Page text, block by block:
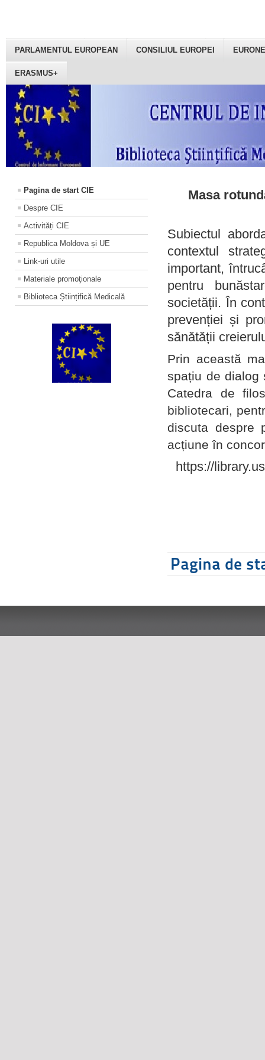
PARLAMENTUL EUROPEAN CONSILIUL EUROPEI
ERASMUS+
Pagina de start CIE
Despre CIE
Activități CIE
Republica Moldova și UE
Link-uri utile
Materiale promoţionale
Biblioteca Științifică Medicală
Masa
Subiectul
contextul
important,
pentru
societății. În
prevenției și
sănătății
Prin această
spațiu de dialog
Catedra de
bibliotecari,
discuta despre
acțiune în
https://
Pagina de